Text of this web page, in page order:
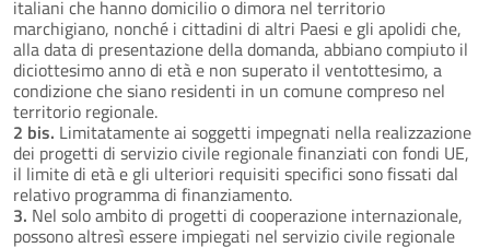
italiani che hanno domicilio o dimora nel territorio
marchigiano, nonché i cittadini di altri Paesi e gli apolidi che,
alla data di presentazione della domanda, abbiano compiuto il
diciottesimo anno di età e non superato il ventottesimo, a
condizione che siano residenti in un comune compreso nel
territorio regionale.
2 bis. Limitatamente ai soggetti impegnati nella realizzazione
dei progetti di servizio civile regionale finanziati con fondi UE,
il limite di età e gli ulteriori requisiti specifici sono fissati dal
relativo programma di finanziamento.
3. Nel solo ambito di progetti di cooperazione internazionale,
possono altresì essere impiegati nel servizio civile regionale